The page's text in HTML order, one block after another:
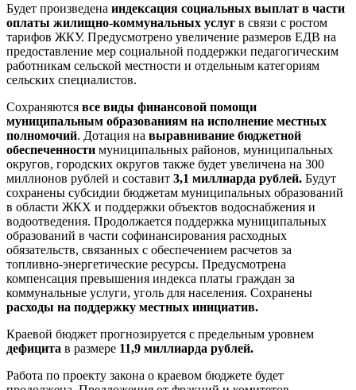
Будет произведена индексация социальных выплат в части
оплаты жилищно-коммунальных услуг в связи с ростом
тарифов ЖКУ. Предусмотрено увеличение размеров ЕДВ на
предоставление мер социальной поддержки педагогическим
работникам сельской местности и отдельным категориям
сельских специалистов.
Сохраняются все виды финансовой помощи
муниципальным образованиям на исполнение местных
полномочий. Дотация на выравнивание бюджетной
обеспеченности муниципальных районов, муниципальных
округов, городских округов также будет увеличена на 300
миллионов рублей и составит 3,1 миллиарда рублей. Будут
сохранены субсидии бюджетам муниципальных образований
в области ЖКХ и поддержки объектов водоснабжения и
водоотведения. Продолжается поддержка муниципальных
образований в части софинансирования расходных
обязательств, связанных с обеспечением расчетов за
топливно-энергетические ресурсы. Предусмотрена
компенсация превышения индекса платы граждан за
коммунальные услуги, уголь для населения. Сохранены
расходы на поддержку местных инициатив.
Краевой бюджет прогнозируется с предельным уровнем
дефицита в размере 11,9 миллиарда рублей.
Работа по проекту закона о краевом бюджете будет